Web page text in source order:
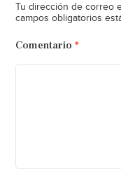
Tu dirección de correo
campos obligatorios
Comentario *